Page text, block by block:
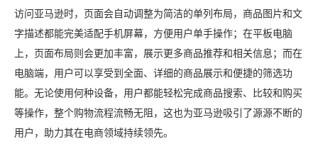
访问亚马逊时，页面会自动调整为简洁的单列布局，商品图片和文
字描述都能完美适配手机屏幕，方便用户单手操作；在平板电脑
上，页面布局则会更加丰富，展示更多商品推荐和相关信息；而在
电脑端，用户可以享受到全面、详细的商品展示和便捷的筛选功
能。无论使用何种设备，用户都能轻松完成商品搜索、比较和购买
等操作，整个购物流程流畅无阻，这也为亚马逊吸引了源源不断的
用户，助力其在电商领域持续领先。